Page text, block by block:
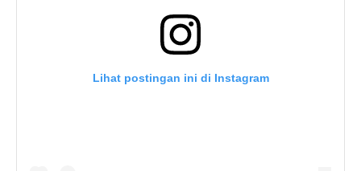
Lihat postingan ini di Instagram